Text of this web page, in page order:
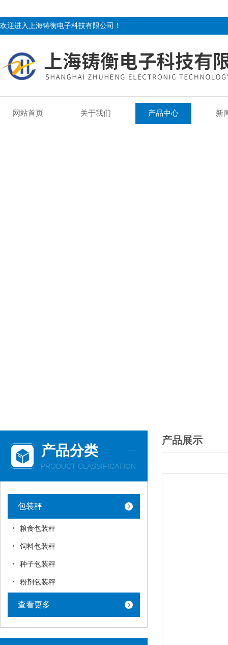
欢迎进入上海铸衡电子科技有限公司！
网站首页 关于我们 产品中心 新
产品分类
PRODUCT CLASSIFICATION
包装秤
粮食包装秤
饲料包装秤
种子包装秤
粉剂包装秤
查看更多
产品展示